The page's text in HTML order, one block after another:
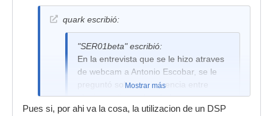
quark escribió:
"SER01beta" escribió:
En la entrevista que se le hizo atraves
de webcam a Antonio Escobar, se le
preguntó sobre la diferencia entre
plugins nativos y los de la
Uad,Powercore...
Mostrar más
Pues si, por ahi va la cosa, la utilizacion de un DSP